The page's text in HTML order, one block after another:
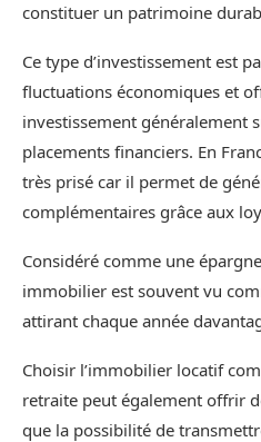
constituer un patrimoine
Ce type d’investissement est
fluctuations économiques et
investissement généralement
placements financiers. En
très prisé car il permet de
complémentaires grâce aux
Considéré comme une
immobilier est souvent vu
attirant chaque année
Choisir l’immobilier locatif
retraite peut également offrir
que la possibilité de